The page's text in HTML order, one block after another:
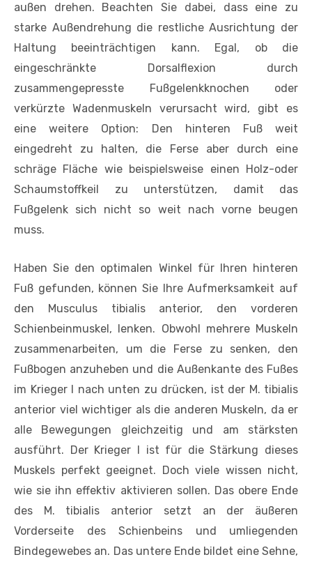
außen drehen. Beachten Sie dabei, dass eine zu
starke Außendrehung die restliche Ausrichtung der
Haltung beeinträchtigen kann. Egal, ob die
eingeschränkte Dorsalflexion durch
zusammengepresste Fußgelenkknochen oder
verkürzte Wadenmuskeln verursacht wird, gibt es
eine weitere Option: Den hinteren Fuß weit
eingedreht zu halten, die Ferse aber durch eine
schräge Fläche wie beispielsweise einen Holz-oder
Schaumstoffkeil zu unterstützen, damit das
Fußgelenk sich nicht so weit nach vorne beugen
muss.
Haben Sie den optimalen Winkel für Ihren hinteren
Fuß gefunden, können Sie Ihre Aufmerksamkeit auf
den Musculus tibialis anterior, den vorderen
Schienbeinmuskel, lenken. Obwohl mehrere Muskeln
zusammenarbeiten, um die Ferse zu senken, den
Fußbogen anzuheben und die Außenkante des Fußes
im Krieger I nach unten zu drücken, ist der M. tibialis
anterior viel wichtiger als die anderen Muskeln, da er
alle Bewegungen gleichzeitig und am stärksten
ausführt. Der Krieger I ist für die Stärkung dieses
Muskels perfekt geeignet. Doch viele wissen nicht,
wie sie ihn effektiv aktivieren sollen. Das obere Ende
des M. tibialis anterior setzt an der äußeren
Vorderseite des Schienbeins und umliegenden
Bindegewebes an. Das untere Ende bildet eine Sehne,